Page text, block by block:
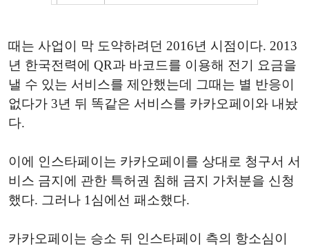
때는 사업이 막 도약하려던 2016년 시점이다. 2013
년 한국전력에 QR과 바코드를 이용해 전기 요금을
낼 수 있는 서비스를 제안했는데 그때는 별 반응이
없다가 3년 뒤 똑같은 서비스를 카카오페이와 내놨
다.
이에 인스타페이는 카카오페이를 상대로 청구서 서
비스 금지에 관한 특허권 침해 금지 가처분을 신청
했다. 그러나 1심에선 패소했다.
카카오페이는 승소 뒤 인스타페이 측의 항소심이